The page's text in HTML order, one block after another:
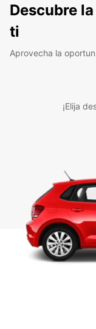
Descubre
ti
Aprovecha la
¡Elija